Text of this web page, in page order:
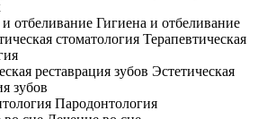
Гигиена и отбеливание
Терапевтическая
Эстетическая
зубов
Пародонтология